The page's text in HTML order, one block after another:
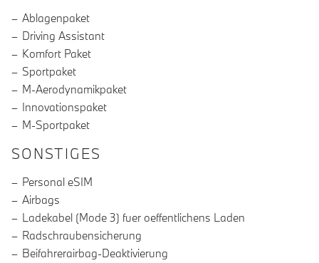
Ablagenpaket
Driving Assistant
Komfort Paket
Sportpaket
M-Aerodynamikpaket
Innovationspaket
M-Sportpaket
SONSTIGES
Personal eSIM
Airbags
Ladekabel (Mode 3) fuer oeffentlichens Laden
Radschraubensicherung
Beifahrerairbag-Deaktivierung